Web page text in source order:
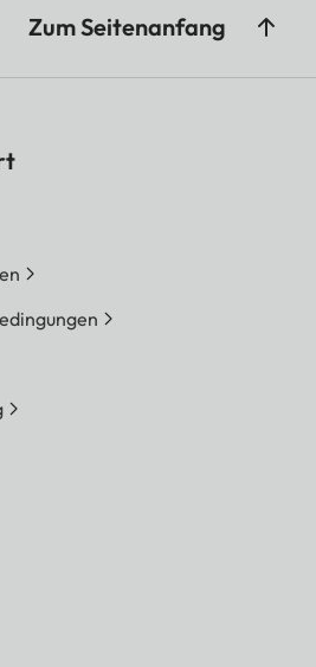
Zum Seitenanfang